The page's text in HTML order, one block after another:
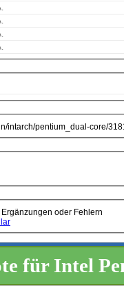
intarch/pentium_dual-core/
oder Fehlern
für Intel